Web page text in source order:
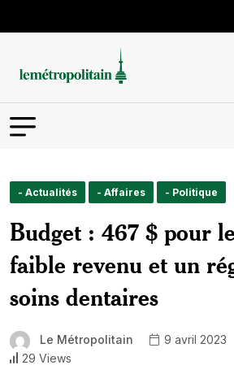
- Actualités - Affaires - Politique
Budget : 467 $ pour
faible revenu et un
soins dentaires
Le Métropolitain 9 avril 2023
29 Views